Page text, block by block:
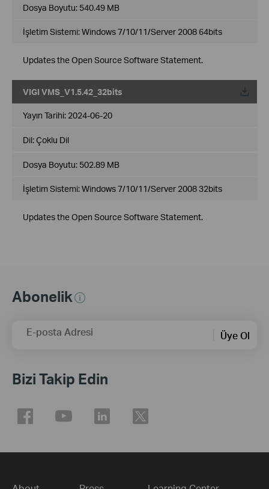
Dosya Boyutu: 540.49 MB
İşletim Sistemi: Windows 7/10/11/Server 2008 64bits
Updates the Open Source Software Statement.
VIGI VMS_V1.5.42_32bits
Yayın Tarihi: 2024-06-20
Dil:Çoklu Dil
Dosya Boyutu: 502.89 MB
İşletim Sistemi: Windows 7/10/11/Server 2008 32bits
Updates the Open Source Software Statement.
Abonelik
E-posta Adresi Üye Ol
Bizi Takip Edin